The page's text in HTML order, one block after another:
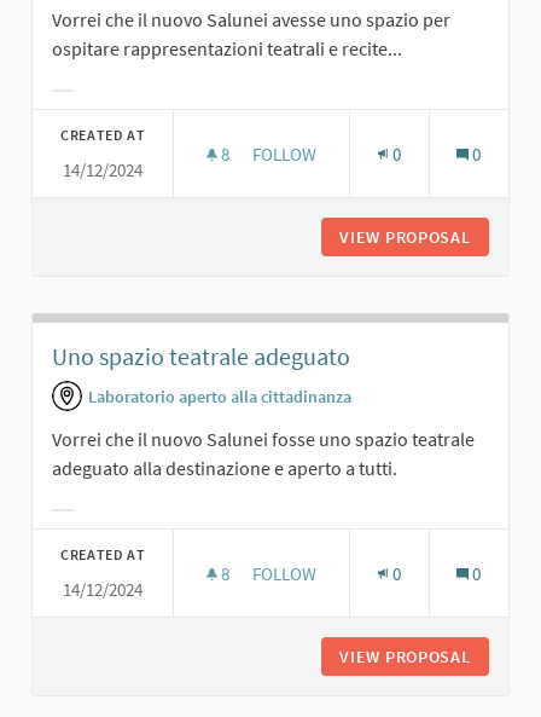
Vorrei che il nuovo Salunei avesse uno spazio per
ospitare rappresentazioni teatrali e recite...
CREATED AT
14/12/2024
8 8 FOLLOWERS
FOLLOW 0 0
VIEW PROPOSAL
Uno spazio teatrale adeguato
Laboratorio aperto alla cittadinanza
Vorrei che il nuovo Salunei fosse uno spazio teatrale
adeguato alla destinazione e aperto a tutti.
CREATED AT
14/12/2024
8 8 FOLLOWERS
FOLLOW 0 0
VIEW PROPOSAL